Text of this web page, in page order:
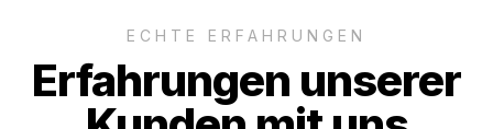
ECHTE ERFAHRUNGEN
Erfahrungen unserer